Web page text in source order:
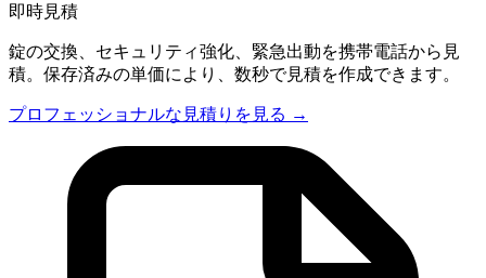
即時見積
錠の交換、セキュリティ強化、緊急出動を携帯電話から見
積。保存済みの単価により、数秒で見積を作成できます。
プロフェッショナルな見積りを見る →